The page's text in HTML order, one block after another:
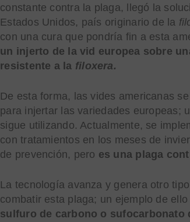
constante contra la plaga, llegó la
Estados Unidos, país originario de la
con una cura que pondría fin a esta
un injerto de la vid europea sobre
resistente a la filoxera.
De esta forma, las vides americanas
para injertar las variedades europeas;
sigue utilizando. Actualmente, se
con tratamientos en los meses de
de prevención, pero es una plaga
La tecnología avanza y genera otro
combatir esta plaga; un ejemplo de ello
sulfuro de carbono o sufocarbonato